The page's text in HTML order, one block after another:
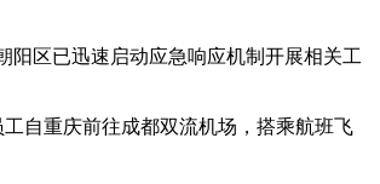
阳区已迅速启动应急响应机制开展相关工
自重庆前往成都双流机场，搭乘航班飞